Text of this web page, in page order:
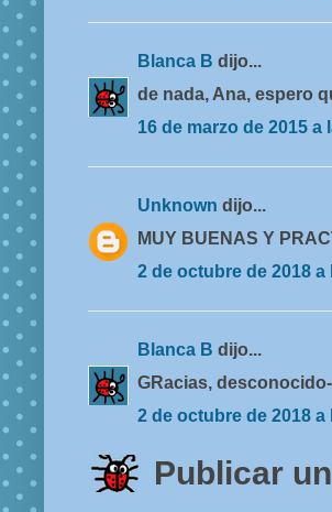
Blanca B dijo...
de nada, Ana, espero
16 de marzo de 2015 a
Unknown dijo...
MUY BUENAS Y
2 de octubre de 2018 a
Blanca B dijo...
GRacias,
2 de octubre de 2018 a
Publicar